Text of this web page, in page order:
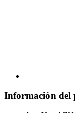
Información del